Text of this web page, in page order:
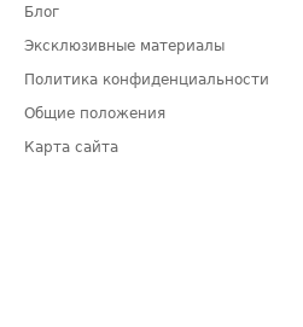
Блог
Эксклюзивные материалы
Политика конфиденциальности
Общие положения
Карта сайта